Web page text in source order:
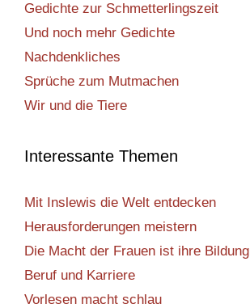
Gedichte zur Schmetterlingszeit
Und noch mehr Gedichte
Nachdenkliches
Sprüche zum Mutmachen
Wir und die Tiere
Interessante Themen
Mit Inslewis die Welt entdecken
Herausforderungen meistern
Die Macht der Frauen ist ihre Bildung
Beruf und Karriere
Vorlesen macht schlau